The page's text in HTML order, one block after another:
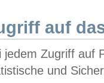
auf
jedem Zugriff auf
und